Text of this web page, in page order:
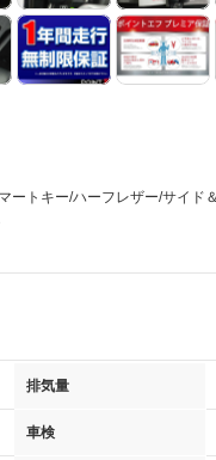
トキー/ハーフレザー/サイド
排気量
車検